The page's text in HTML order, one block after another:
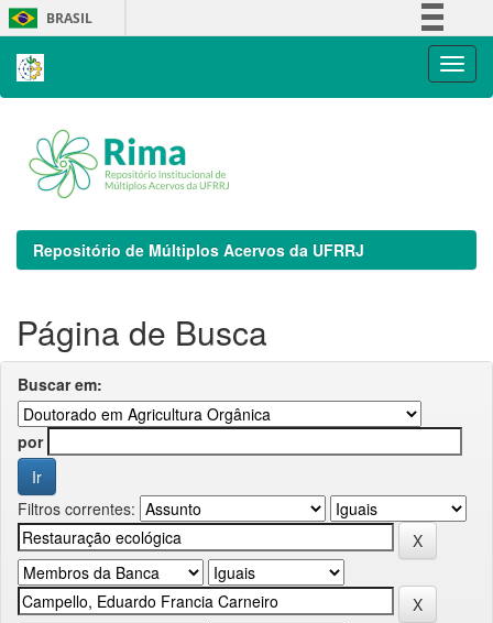
Skip
navigation
BRASIL
Repositório de Múltiplos Acervos da UFRRJ
Página de Busca
Buscar em:
por
Filtros correntes: